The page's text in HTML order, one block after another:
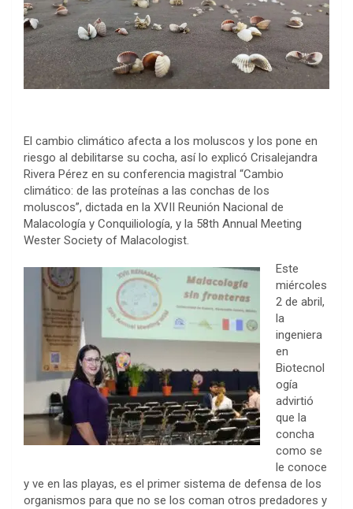
El cambio climático afecta a los moluscos y los pone en
riesgo al debilitarse su cocha, así lo explicó Crisalejandra
Rivera Pérez en su conferencia magistral “Cambio
climático: de las proteínas a las conchas de los
moluscos”, dictada en la XVII Reunión Nacional de
Malacología y Conquiliología, y la 58th Annual Meeting
Wester Society of Malacologist.
Este
miércoles
2 de abril,
la
ingeniera
en
Biotecnol
ogía
advirtió
que la
concha
como se
le conoce
y ve en las playas, es el primer sistema de defensa de los
organismos para que no se los coman otros predadores y